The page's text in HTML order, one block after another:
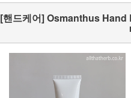
[핸드케어] Osmanthus Hand